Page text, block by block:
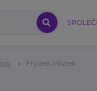
Frýdek-Místek